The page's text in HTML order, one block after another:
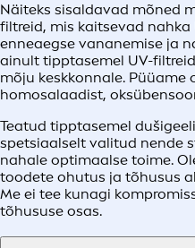
Näiteks sisaldavad mõned
filtreid, mis kaitsevad
enneaegse vananemise ja
ainult tipptasemel UV-
mõju keskkonnale. Püüame
homosalaadist,
Teatud tipptasemel
spetsiaalselt valitud nende
nahale optimaalse toime.
toodete ohutus ja tõhusus
Me ei tee kunagi
tõhususe osas.